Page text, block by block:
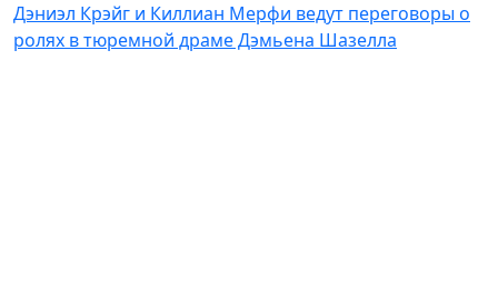
Дэниэл Крэйг и Киллиан Мерфи ведут переговоры о
ролях в тюремной драме Дэмьена Шазелла